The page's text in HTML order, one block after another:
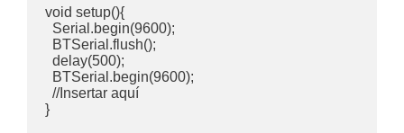
void setup(){
  Serial.begin(9600);
  BTSerial.flush();
  delay(500);
  BTSerial.begin(9600);
  //Insertar aquí
}